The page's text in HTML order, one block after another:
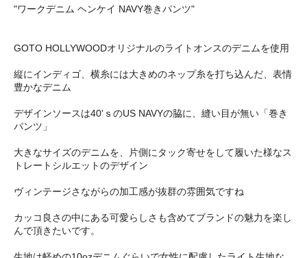
"ワークデニム ヘンケイ NAVY巻きパンツ"
GOTO HOLLYWOODオリジナルのライトオンスのデニムを使用
縦にインディゴ、横糸には大きめのネップ糸を打ち込んだ、表情
豊かなデニム
デザインソースは40'ｓのUS NAVYの脇に、縫い目が無い「巻き
パンツ」
大きなサイズのデニムを、片側にタック寄せをして履いた様なス
トレートシルエットのデザイン
ヴィンテージさながらの加工感が抜群の雰囲気ですね
カッコ良さの中にある可愛らしさも含めてブランドの魅力を楽し
んで頂きたいです。